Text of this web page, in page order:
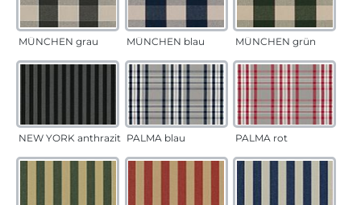
MÜNCHEN grau MÜNCHEN blau MÜNCHEN grün
NEW YORK anthrazit PALMA blau PALMA rot